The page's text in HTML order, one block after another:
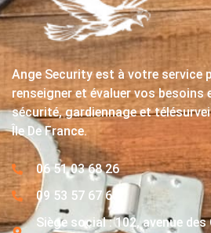
Ange Security est à votre service
renseigner et évaluer vos besoins
sécurité, gardiennage et
Île De France.
06 51 03 68 26
09 53 57 67 63
Siège social : 102, avenue